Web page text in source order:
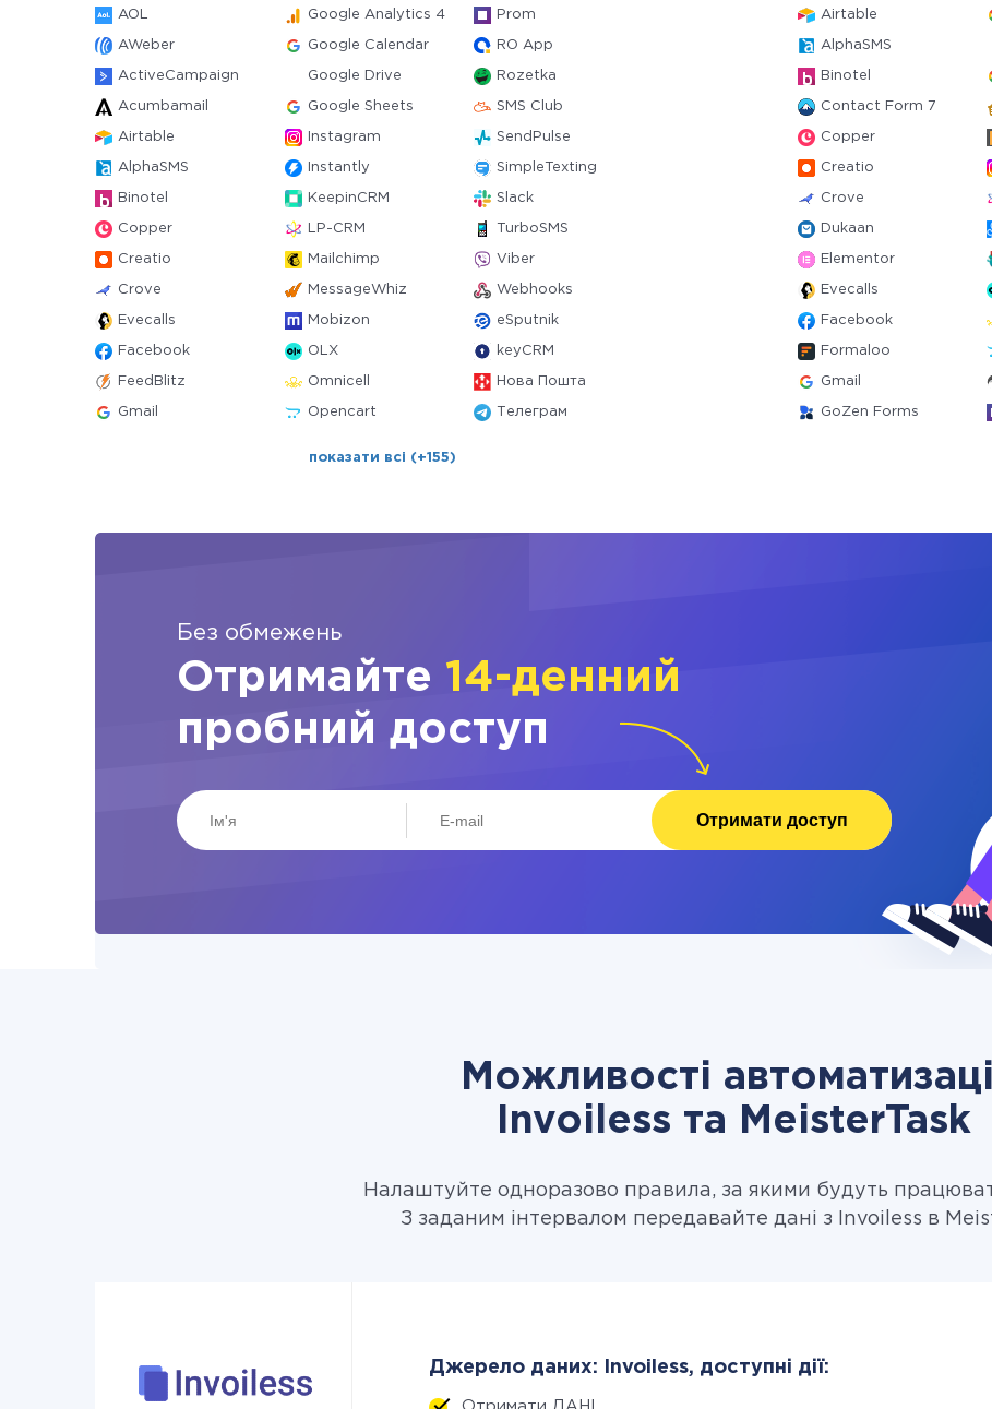
AOL Google Analytics 4 Prom
AWeber Google Calendar RO App
ActiveCampaign Google Drive Rozetka
Acumbamail Google Sheets SMS Club
Airtable Instagram SendPulse
AlphaSMS Instantly SimpleTexting
Binotel KeepinCRM Slack
Copper LP-CRM TurboSMS
Creatio Mailchimp Viber
Crove MessageWhiz Webhooks
Evecalls Mobizon eSputnik
Facebook OLX keyCRM
FeedBlitz Omnicell Нова Пошта
Gmail Opencart Телеграм
показати всі (+155)
Airtable
AlphaSMS
Binotel
Contact Form 7
Copper
Creatio
Crove
Dukaan
Elementor
Evecalls
Facebook
Formaloo
Gmail
GoZen Forms
Без обмежень
Отримайте 14-денний
пробний доступ
Отримати доступ
Можливості
Invoiless та MeisterTask
Налаштуйте одноразово правила, за якими будуть
З заданим інтервалом передавайте дані з Invoiless в
Джерело даних: Invoiless, доступні дії: